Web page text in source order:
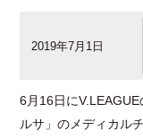
2019年7月1日
6月16日に
ルサ」のメディカル